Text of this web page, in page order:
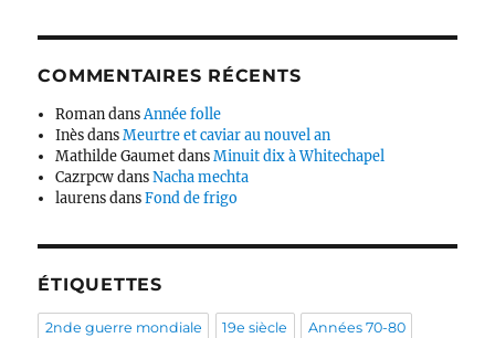
COMMENTAIRES RÉCENTS
Roman dansAnnée folle
Inès dansMeurtre et caviar au nouvel an
Mathilde Gaumet dansMinuit dix à Whitechapel
Cazrpcw dansNacha mechta
laurens dansFond de frigo
ÉTIQUETTES
2nde guerre mondiale 19e siècle Années 70-80